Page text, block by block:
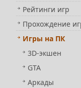
Рейтинги игр
Прохождение
Игры на ПК
3D-экшен
GTA
Аркады